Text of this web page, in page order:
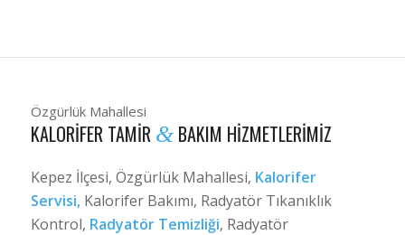
Özgürlük Mahallesi
KALORIFER TAMIR &BAKIM HIZMETLERIMIZ
Kepez İlçesi, Özgürlük Mahallesi, Kalorifer
Servisi, Kalorifer Bakımı, Radyatör Tıkanıklık
Kontrol, Radyatör Temizliği, Radyatör